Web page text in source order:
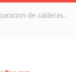
de-calderas-